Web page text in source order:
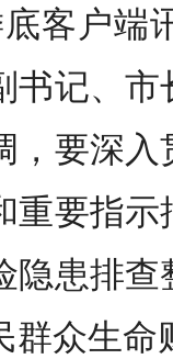
客户端
书记、
，要深
重要指
隐患排
群众生命